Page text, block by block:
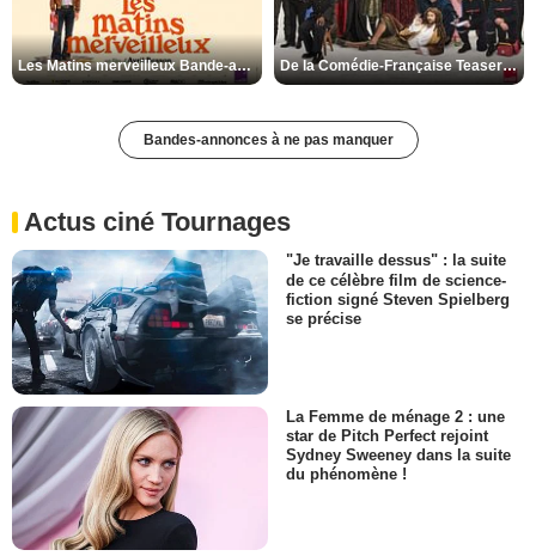
Les Matins merveilleux Bande-annonce VF De la Comédie-Française Teaser VF
Bandes-annonces à ne pas manquer
Actus ciné Tournages
"Je travaille dessus" : la suite
de ce célèbre film de science-
fiction signé Steven Spielberg
se précise
La Femme de ménage 2 : une
star de Pitch Perfect rejoint
Sydney Sweeney dans la suite
du phénomène !